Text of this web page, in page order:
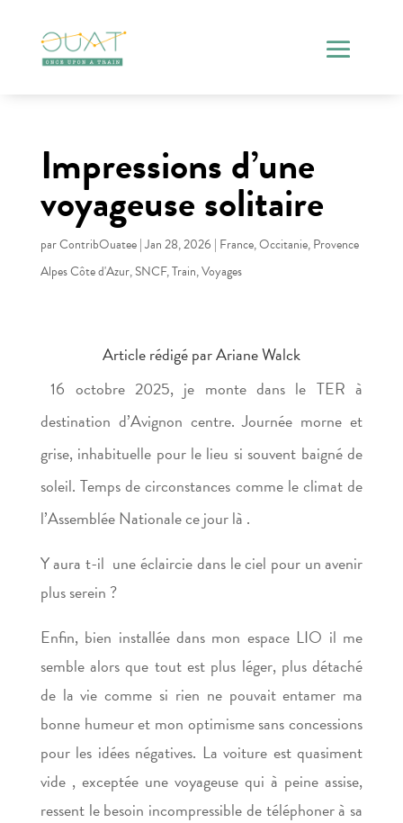
Impressions d’une
voyageuse solitaire
parContribOuatee|Jan 28, 2026 | France,Occitanie,Provence
Alpes Côte d'Azur,SNCF,Train,Voyages
Article rédigé par Ariane Walck
16 octobre 2025, je monte dans le TER à
destination d’Avignon centre. Journée morne et
grise, inhabituelle pour le lieu si souvent baigné de
soleil. Temps de circonstances comme le climat de
l’Assemblée Nationale ce jour là .
Y aura t-il une éclaircie dans le ciel pour un avenir
plus serein ?
Enfin, bien installée dans mon espace LIO il me
semble alors que tout est plus léger, plus détaché
de la vie comme si rien ne pouvait entamer ma
bonne humeur et mon optimisme sans concessions
pour les idées négatives. La voiture est quasiment
vide , exceptée une voyageuse qui à peine assise,
ressent le besoin incompressible de téléphoner à sa